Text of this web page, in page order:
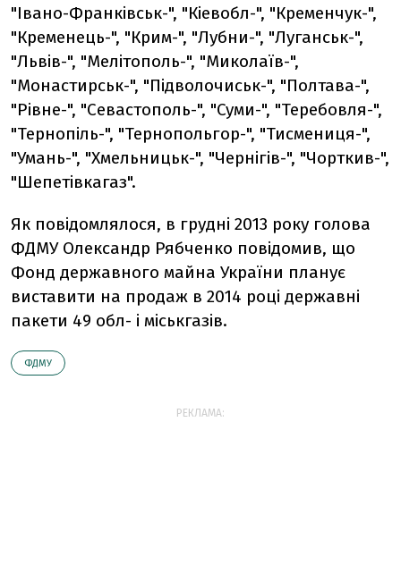
"Івано-Франківськ-", "Кіевобл-", "Кременчук-",
"Кременець-", "Крим-", "Лубни-", "Луганськ-",
"Львів-", "Мелітополь-", "Миколаїв-",
"Монастирськ-", "Підволочиськ-", "Полтава-",
"Рівне-", "Севастополь-", "Суми-", "Теребовля-",
"Тернопіль-", "Тернопольгор-", "Тисмениця-",
"Умань-", "Хмельницьк-", "Чернігів-", "Чорткив-",
"Шепетівкагаз".
Як повідомлялося, в грудні 2013 року голова
ФДМУ Олександр Рябченко повідомив, що
Фонд державного майна України планує
виставити на продаж в 2014 році державні
пакети 49 обл- і міськгазів.
ФДМУ
РЕКЛАМА: